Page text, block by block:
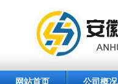
网站首页 公司概况